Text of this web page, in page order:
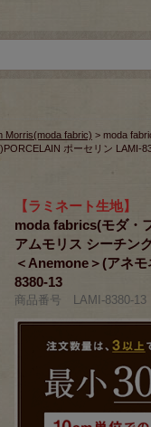
Morris(moda fabric) > moda
ポーセリン LAMI-
【ラミネート生地】
moda fabrics(モダ・
アムモリス シーチン
＜Anemone＞(アネ
8380-13
商品番号 LAMI-8380-13